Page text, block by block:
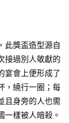
此獎盃造型源自
接過別人敬獻的
宴會上便形成了
，繞行一圈；每
且身旁的人也需
一樣被人暗殺。